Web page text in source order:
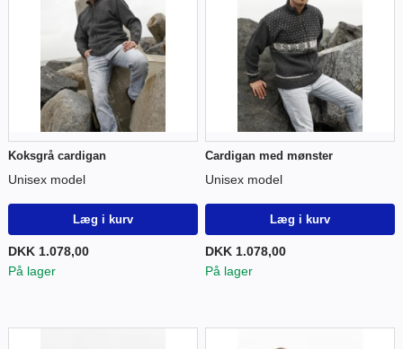
Koksgrå cardigan
Unisex model
Læg i kurv
DKK 1.078,00
På lager
Cardigan med mønster
Unisex model
Læg i kurv
DKK 1.078,00
På lager